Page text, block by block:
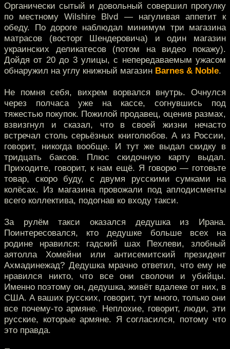
Органически сытый и довольный совершил прогулку
по местному Wilshire Blvd — нагуливая аппетит к
обеду. По дороге наблюдал минимум три магазина
матрасов (восторг Шендеровича) и один магазин
украинских деликатесов (потом на видео покажу).
Дойдя от 20 до 3 улицы, с непередаваемым ужасом
обнаружил на углу книжный магазин Barnes & Noble.
Не помня себя, вихрем ворвался внутрь. Очнулся
через полчаса уже на кассе, согнувшись под
тяжестью покупок. Пожилой продавец, оценив размах,
взвизгнул и сказал, что в своей жизни нечасто
встречал столь серьёзных книголюбов. А из России,
говорит, никогда вообще. И тут же выдал скидку в
тридцать баксов. Плюс скидочную карту выдал.
Приходите, говорит, к нам ещё. Я говорю — готовьте
товар, скоро буду, с двумя русскими сумками на
колёсах. Из магазина провожали под аплодисменты
всего коллектива, подогнав ко входу такси.
За рулём такси оказался дедушка из Ирана.
Поинтересовался, кто дедушке больше всех на
родине нравился: гадский шах Пехлеви, злобный
аятолла Хомейни или антисемитский президент
Ахмадинежад? Дедушка мрачно ответил, что ему не
нравился никто, что все они сволочи и убийцы.
Именно поэтому он, дедушка, живёт вдалеке от них, в
США. А ваших русских, говорит, тут много, только они
все почему-то армяне. Неплохие, говорит, люди, эти
русские, которые армяне. Я согласился, потому что
это правда.